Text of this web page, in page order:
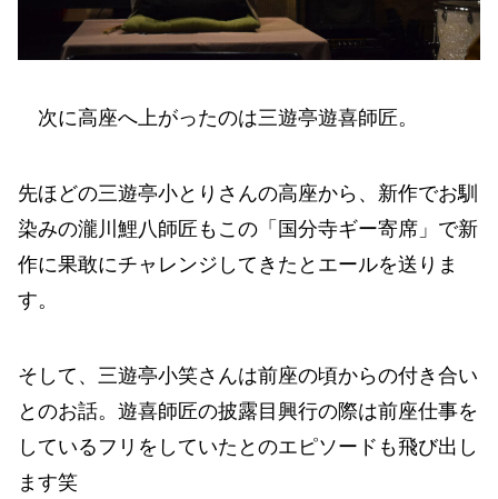
次に高座へ上がったのは三遊亭遊喜師匠。
先ほどの三遊亭小とりさんの高座から、新作でお馴
染みの瀧川鯉八師匠もこの「国分寺ギー寄席」で新
作に果敢にチャレンジしてきたとエールを送りま
す。
そして、三遊亭小笑さんは前座の頃からの付き合い
とのお話。遊喜師匠の披露目興行の際は前座仕事を
しているフリをしていたとのエピソードも飛び出し
ます笑